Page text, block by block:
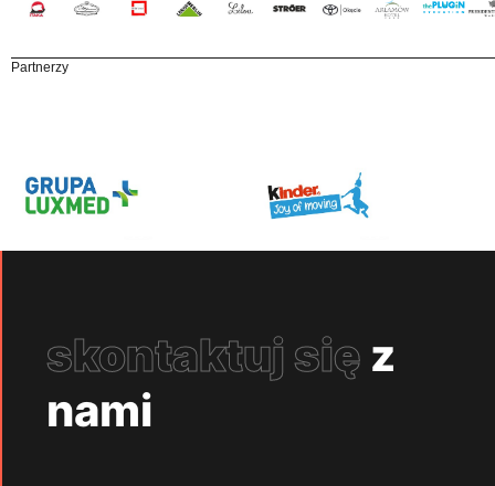
Partnerzy
skontaktuj się z
nami